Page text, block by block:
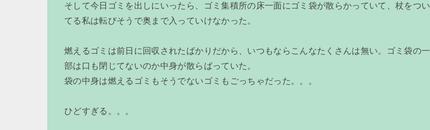
そして今日ゴミを出しにいったら、ゴミ集積所の床一面にゴミ袋が散らかっていて、杖をつい
てる私は転びそうで奥まで入っていけなかった。
燃えるゴミは前日に回収されたばかりだから、いつもならこんなたくさんは無い。ゴミ袋の一
部は口も閉じてないのか中身が散らばっていた。
袋の中身は燃えるゴミもそうでないゴミもごっちゃだった。。。
ひどすぎる。。。